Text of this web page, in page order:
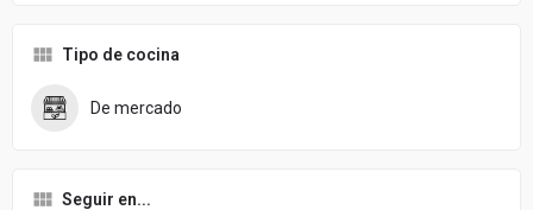
Tipo de cocina
De mercado
Seguir en...